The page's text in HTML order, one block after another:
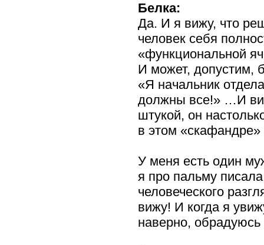
Белка:
Да. И я вижу, что
человек себя
«функциональной
И может, допустим,
«Я начальник
должны все!» …И
штукой, он
в этом
У меня есть один
я про пальму
человеческого
вижу! И когда я
наверно, обрадуюсь